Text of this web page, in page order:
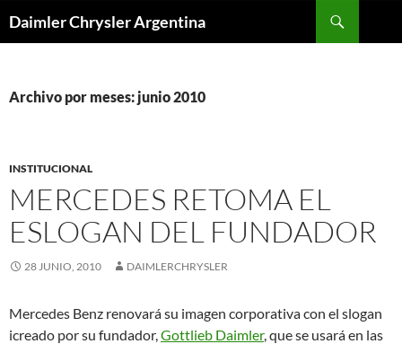
Daimler Chrysler Argentina
Archivo por meses: junio 2010
INSTITUCIONAL
MERCEDES RETOMA EL
ESLOGAN DEL FUNDADOR
28 JUNIO, 2010 DAIMLERCHRYSLER
Mercedes Benz renovará su imagen corporativa con el slogan
icreado por su fundador,Gottlieb Daimler, que se usará en las